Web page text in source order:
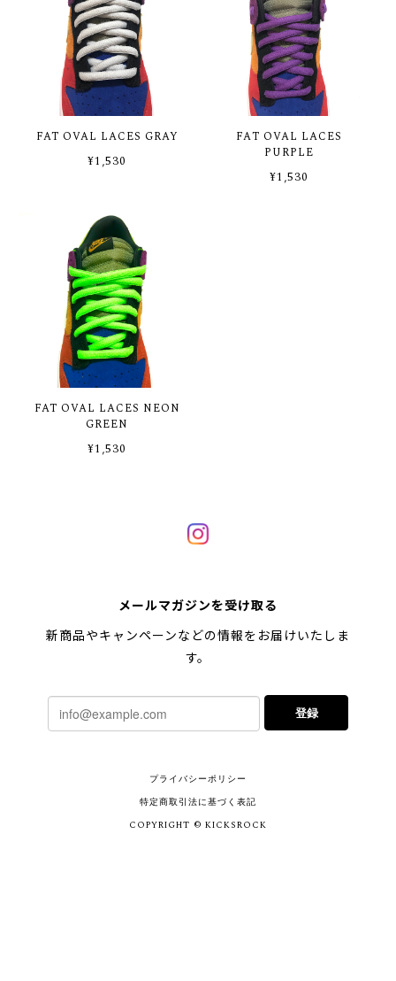
FAT OVAL LACES GRAY
¥1,530
FAT OVAL LACES
PURPLE
¥1,530
FAT OVAL LACES NEON
GREEN
¥1,530
メールマガジンを受け取る
新商品やキャンペーンなどの情報をお届けいたしま
す。
登録
プライバシーポリシー
特定商取引法に基づく表記
COPYRIGHT © KICKSROCK